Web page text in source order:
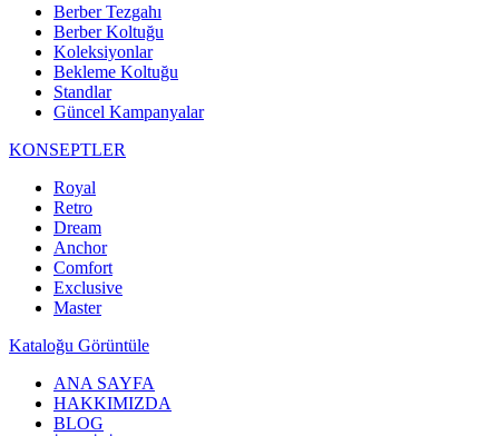
Berber Tezgahı
Berber Koltuğu
Koleksiyonlar
Bekleme Koltuğu
Standlar
Güncel Kampanyalar
KONSEPTLER
Royal
Retro
Dream
Anchor
Comfort
Exclusive
Master
Kataloğu Görüntüle
ANA SAYFA
HAKKIMIZDA
BLOG